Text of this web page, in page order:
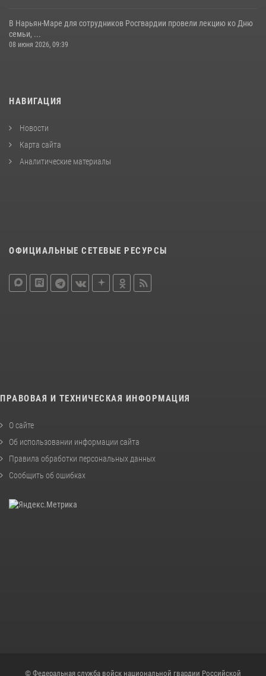
В Нарьян-Маре для сотрудников Росгвардии провели лекцию ко Дню
семьи, ...
08 июня 2026, 09:39
НАВИГАЦИЯ
Новости
Карта сайта
Аналитические материалы
ОФИЦИАЛЬНЫЕ СЕТЕВЫЕ РЕСУРСЫ
ПРАВОВАЯ И ТЕХНИЧЕСКАЯ ИНФОРМАЦИЯ
О сайте
Об использовании информации сайта
Правила обработки персональных данных
Сообщить об ошибках
© Федеральная служба войск национальной гвардии Российской